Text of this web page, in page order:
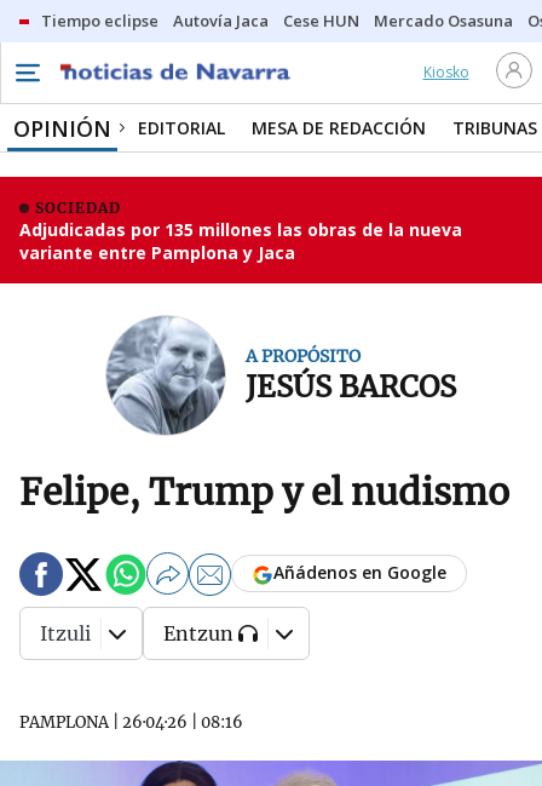
Tiempo eclipse Autovía Jaca Cese HUN Mercado Osasuna
Kiosko
OPINIÓN EDITORIAL MESA DE REDACCIÓN TRIBUNAS
SOCIEDAD
Adjudicadas por 135 millones las obras de la nueva
variante entre Pamplona y Jaca
A PROPÓSITO
JESÚS BARCOS
Felipe, Trump y el nudismo
PAMPLONA| 26·04·26 08:16
Añádenos en Google
Itzuli Entzun